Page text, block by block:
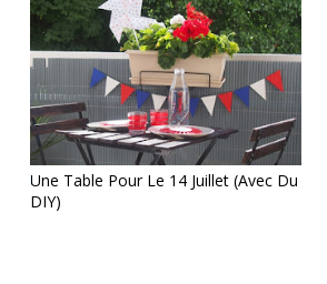
Une Table Pour Le 14 Juillet (avec Du
DIY)